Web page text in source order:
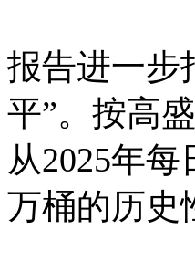
报告进一步
平”。按高
从2025年
万桶的历史